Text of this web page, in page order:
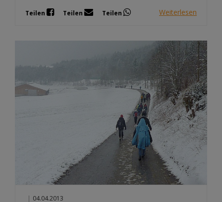
Teilen Teilen Teilen Weiterlesen
| 04.04.2013